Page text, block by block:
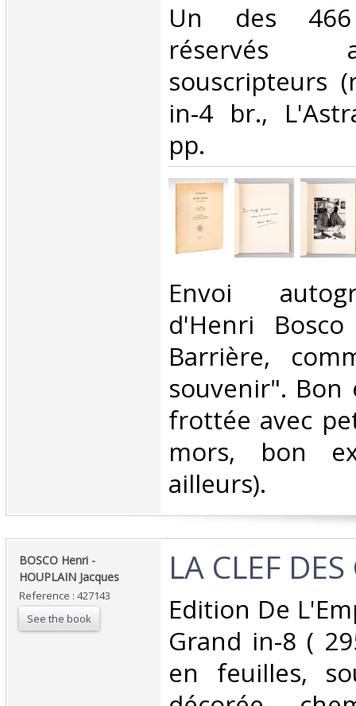
‎Un des 466
réservés
souscripteurs
in-4 br.,
pp.‎
‎Envoi
d'Henri
Barrière,
souvenir". Bon
frottée avec
mors, bon
ailleurs).‎
‎BOSCO Henri -
HOUPLAIN Jacques‎
Reference : 427143
See the book
‎LA CLEF
‎Edition De
Grand in-8 (
en feuilles,